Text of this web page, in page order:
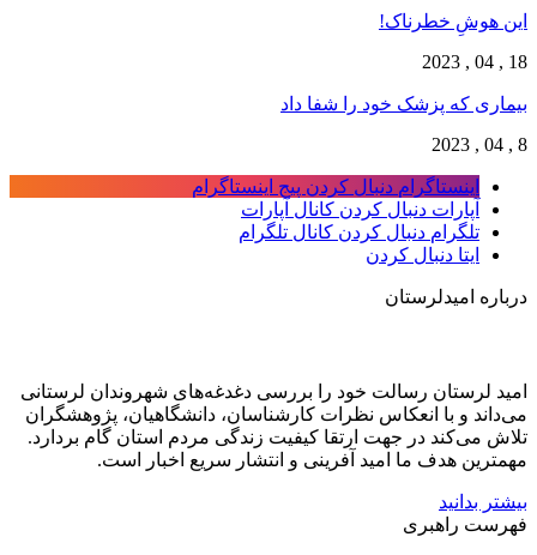
این هوشِ خطرناک!
18 , 04 , 2023
بیماری که پزشک خود را شفا داد
8 , 04 , 2023
اینستاگرام دنبال کردن پیج اینستاگرام
آپارات دنبال کردن کانال آپارات
تلگرام دنبال کردن کانال تلگرام
ایتا دنبال کردن
درباره امیدلرستان
امید لرستان رسالت خود را بررسی دغدغه‌های شهروندان لرستانی
می‌داند و با انعکاس نظرات کارشناسان، دانشگاهیان، پژوهشگران
تلاش می‌کند در جهت ارتقا کیفیت زندگی مردم استان گام بردارد.
مهمترین هدف ما امید آفرینی و انتشار سریع اخبار است.
بیشتر بدانید
فهرست راهبری